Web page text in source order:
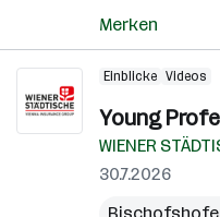
Merken
Einblicke Videos
Young
WIENER
30.7.2026